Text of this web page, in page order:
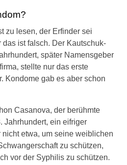
zu lesen, der Erfinder sei
das ist falsch. Der Kautschuk-
später Namensgeber
stellte nur das erste
Kondome gab es aber schon
Casanova, der berühmte
Jahrhundert, ein eifriger
nicht etwa, um seine weiblichen
zu schützen,
vor der Syphilis zu schützen.